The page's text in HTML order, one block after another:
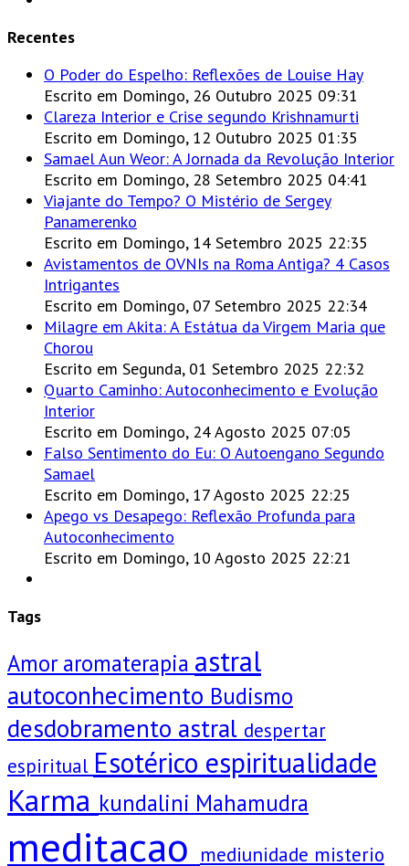
Recentes
O Poder do Espelho: Reflexões de Louise Hay
Escrito em Domingo, 26 Outubro 2025 09:31
Clareza Interior e Crise segundo Krishnamurti
Escrito em Domingo, 12 Outubro 2025 01:35
Samael Aun Weor: A Jornada da Revolução Interior
Escrito em Domingo, 28 Setembro 2025 04:41
Viajante do Tempo? O Mistério de Sergey
Panamerenko
Escrito em Domingo, 14 Setembro 2025 22:35
Avistamentos de OVNIs na Roma Antiga? 4 Casos
Intrigantes
Escrito em Domingo, 07 Setembro 2025 22:34
Milagre em Akita: A Estátua da Virgem Maria que
Chorou
Escrito em Segunda, 01 Setembro 2025 22:32
Quarto Caminho: Autoconhecimento e Evolução
Interior
Escrito em Domingo, 24 Agosto 2025 07:05
Falso Sentimento do Eu: O Autoengano Segundo
Samael
Escrito em Domingo, 17 Agosto 2025 22:25
Apego vs Desapego: Reflexão Profunda para
Autoconhecimento
Escrito em Domingo, 10 Agosto 2025 22:21
Tags
Amoraromaterapia astral
autoconhecimento Budismo
desdobramento astral despertar
espiritual Esotérico espiritualidade
Karma kundalini Mahamudra
meditacao mediunidade misterio